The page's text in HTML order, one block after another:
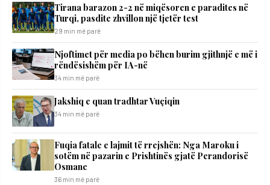
Tirana barazon 2-2 në miqësoren e paradites në
Turqi, pasdite zhvillon një tjetër test
29 min më parë
Njoftimet për media po bëhen burim gjithnjë e më i
rëndësishëm për IA-në
34 min më parë
Jakshiq e quan tradhtar Vuçiqin
34 min më parë
Fuqia fatale e lajmit të rrejshën: Nga Maroku i
sotëm në pazarin e Prishtinës gjatë Perandorisë
Osmane
36 min më parë